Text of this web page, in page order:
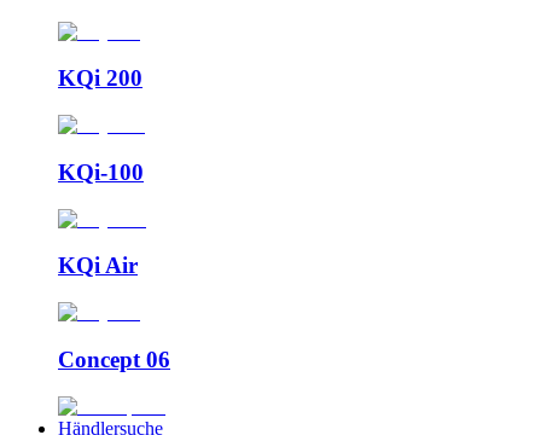
KQi 200
KQi-100
KQi Air
Concept 06
Händlersuche